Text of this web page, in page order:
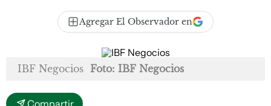
Agregar El Observador en
IBF Negocios Foto: IBF Negocios
Compartir